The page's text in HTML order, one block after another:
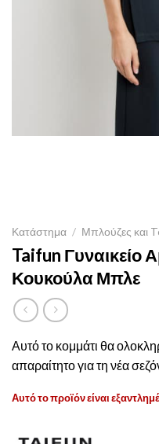
Κατάστημα / Μπλούζες και
Taifun Γυναικείο
Κουκούλα Μπλε
Αυτό το κομμάτι θα
απαραίτητο για τη νέα
Αυτό το προϊόν είναι